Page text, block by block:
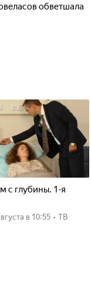
обветшала
с глубины. 1-я
в 10:55 • ТВ